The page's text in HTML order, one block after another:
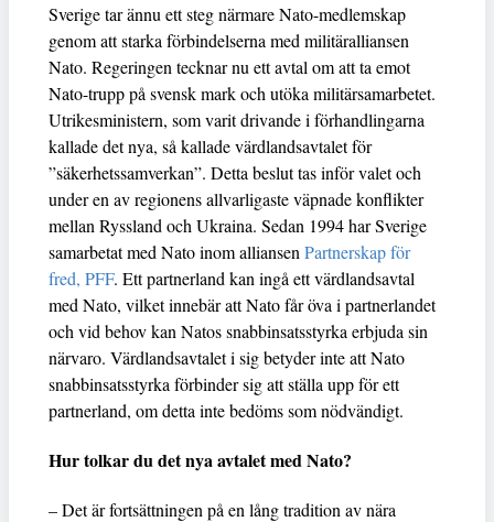
Sverige tar ännu ett steg närmare Nato-medlemskap
genom att starka förbindelserna med militäralliansen
Nato. Regeringen tecknar nu ett avtal om att ta emot
Nato-trupp på svensk mark och utöka militärsamarbetet.
Utrikesministern, som varit drivande i förhandlingarna
kallade det nya, så kallade värdlandsavtalet för
”säkerhetssamverkan”. Detta beslut tas inför valet och
under en av regionens allvarligaste väpnade konflikter
mellan Ryssland och Ukraina. Sedan 1994 har Sverige
samarbetat med Nato inom alliansen Partnerskap för
fred, PFF. Ett partnerland kan ingå ett värdlandsavtal
med Nato, vilket innebär att Nato får öva i partnerlandet
och vid behov kan Natos snabbinsatsstyrka erbjuda sin
närvaro. Värdlandsavtalet i sig betyder inte att Nato
snabbinsatsstyrka förbinder sig att ställa upp för ett
partnerland, om detta inte bedöms som nödvändigt.
Hur tolkar du det nya avtalet med Nato?
– Det är fortsättningen på en lång tradition av nära